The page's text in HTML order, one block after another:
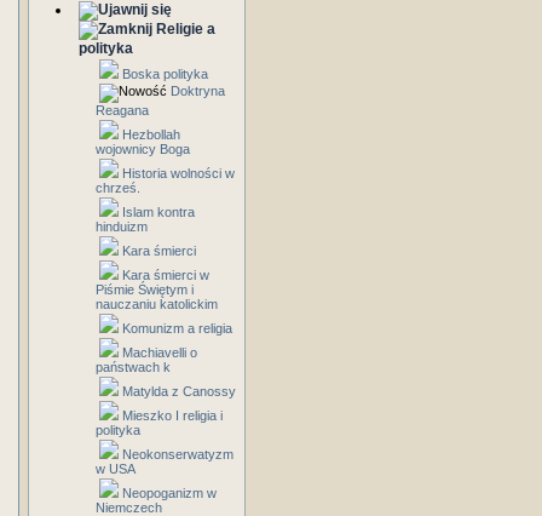
Religie a
polityka
Boska polityka
Doktryna
Reagana
Hezbollah
wojownicy Boga
Historia wolności w
chrześ.
Islam kontra
hinduizm
Kara śmierci
Kara śmierci w
Piśmie Świętym i
nauczaniu katolickim
Komunizm a religia
Machiavelli o
państwach k
Matylda z Canossy
Mieszko I religia i
polityka
Neokonserwatyzm
w USA
Neopoganizm w
Niemczech